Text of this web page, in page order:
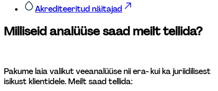
Akrediteeritud näitajad
Milliseid analüüse saad meilt tellida?
Pakume laia valikut veeanalüüse nii era- kui ka juriidilisest
isikust klientidele. Meilt saad tellida: